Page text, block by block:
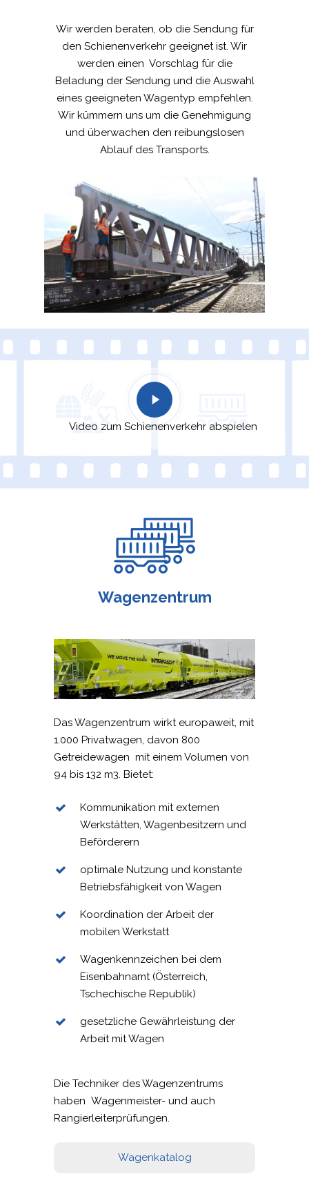
Wir werden beraten, ob die Sendung für
den Schienenverkehr geeignet ist. Wir
werden einen Vorschlag für die
Beladung der Sendung und die Auswahl
eines geeigneten Wagentyp empfehlen.
Wir kümmern uns um die Genehmigung
und überwachen den reibungslosen
Ablauf des Transports.
Video zum Schienenverkehr abspielen
Wagenzentrum
Das Wagenzentrum wirkt europaweit, mit
1.000 Privatwagen, davon 800
Getreidewagen mit einem Volumen von
94 bis 132 m3. Bietet:
Kommunikation mit externen
Werkstätten, Wagenbesitzern und
Beförderern
optimale Nutzung und konstante
Betriebsfähigkeit von Wagen
Koordination der Arbeit der
mobilen Werkstatt
Wagenkennzeichen bei dem
Eisenbahnamt (Österreich,
Tschechische Republik)
gesetzliche Gewährleistung der
Arbeit mit Wagen
Die Techniker des Wagenzentrums
haben Wagenmeister- und auch
Rangierleiterprüfungen.
Wagenkatalog
AKTUALITÄTEN
AGRARTRANSPORT
WAGENKATALOG
WIR UNTERSTÜTZEN